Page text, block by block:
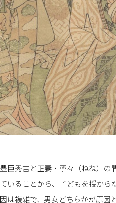
豊臣秀吉と正妻・寧々（ねね）の
ていることから、子どもを授から
因は複雑で、男女どちらかが原因